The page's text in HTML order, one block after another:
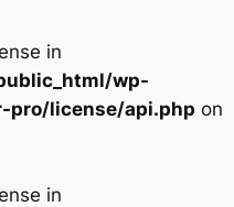
in
wp-
pro/license/api.php on
in